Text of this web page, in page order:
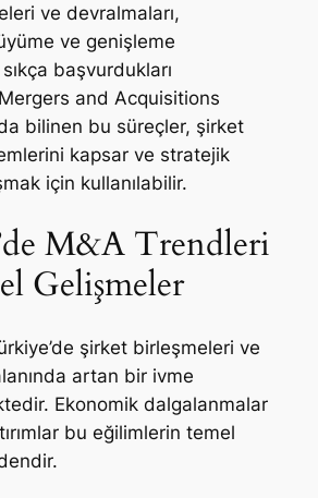
ve devralmaları,
ve genişleme
başvurdukları
and Acquisitions
bilinen bu süreçler, şirket
kapsar ve stratejik
için kullanılabilir.
M&A Trendleri
Gelişmeler
şirket birleşmeleri ve
artan bir ivme
Ekonomik dalgalanmalar
bu eğilimlerin temel